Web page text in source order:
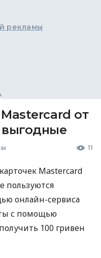
рекламы
от
11
Mastercard
пользуются
онлайн-сервиса
с помощью
100 гривен